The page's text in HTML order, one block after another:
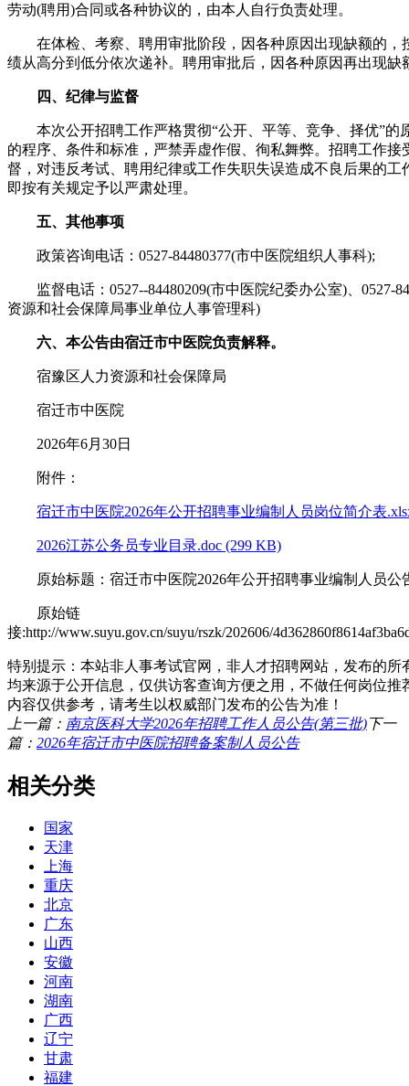
劳动(聘用)合同或各种协议的，由本人自行负责处理。
在体检、考察、聘用审批阶段，因各种原因出现缺额的，
绩从高分到低分依次递补。聘用审批后，因各种原因再出现缺
四、纪律与监督
本次公开招聘工作严格贯彻“公开、平等、竞争、择优”的
的程序、条件和标准，严禁弄虚作假、徇私舞弊。招聘工作接
督，对违反考试、聘用纪律或工作失职失误造成不良后果的工
即按有关规定予以严肃处理。
五、其他事项
政策咨询电话：0527-84480377(市中医院组织人事科);
监督电话：0527--84480209(市中医院纪委办公室)、0527-
资源和社会保障局事业单位人事管理科)
六、本公告由宿迁市中医院负责解释。
宿豫区人力资源和社会保障局
宿迁市中医院
2026年6月30日
附件：
宿迁市中医院2026年公开招聘事业编制人员岗位简介表
2026江苏公务员专业目录.doc (299 KB)
原始标题：宿迁市中医院2026年公开招聘事业编制人员公
原始链
接:http://www.suyu.gov.cn/suyu/rszk/202606/
特别提示：本站非人事考试官网，非人才招聘网站，发布的所
均来源于公开信息，仅供访客查询方便之用，不做任何岗位推
内容仅供参考，请考生以权威部门发布的公告为准！
上一篇： 南京医科大学2026年招聘工作人员公告(第三批)下一
篇： 2026年宿迁市中医院招聘备案制人员公告
相关分类
国家
天津
上海
重庆
北京
广东
山西
安徽
河南
湖南
广西
辽宁
甘肃
福建